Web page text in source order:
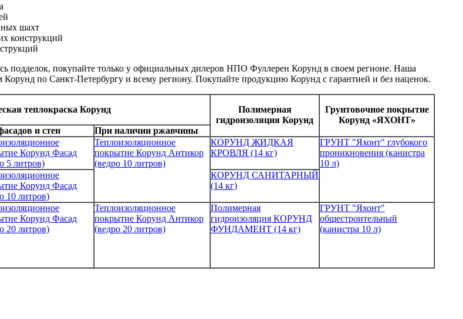
шахт
конструкций
подделок, покупайте только у официальных дилеров НПО Фуллерен Корунд в своем регионе. Наша
Корунд по Санкт-Петербургу и всему региону. Покупайте продукцию Корунд с гарантией и без наценок.
теплокраска Корунд
Полимерная
гидроизоляция Корунд
Грунтовочное покрытие
Корунд «ЯХОНТ»
и стен
При наличии ржавчины
Корунд Фасад
5 литров)
Теплоизоляционное
покрытие Корунд Антикор
(ведро 10 литров)
КОРУНД ЖИДКАЯ
КРОВЛЯ (14 кг)
ГРУНТ "Яхонт" глубокого
проникновения (канистра
10 л)
Корунд Фасад
10 литров)
КОРУНД САНИТАРНЫЙ
(14 кг)
Корунд Фасад
20 литров)
Теплоизоляционное
покрытие Корунд Антикор
(ведро 20 литров)
Полимерная
гидроизоляция КОРУНД
ФУНДАМЕНТ (14 кг)
ГРУНТ "Яхонт"
общестроительный
(канистра 10 л)